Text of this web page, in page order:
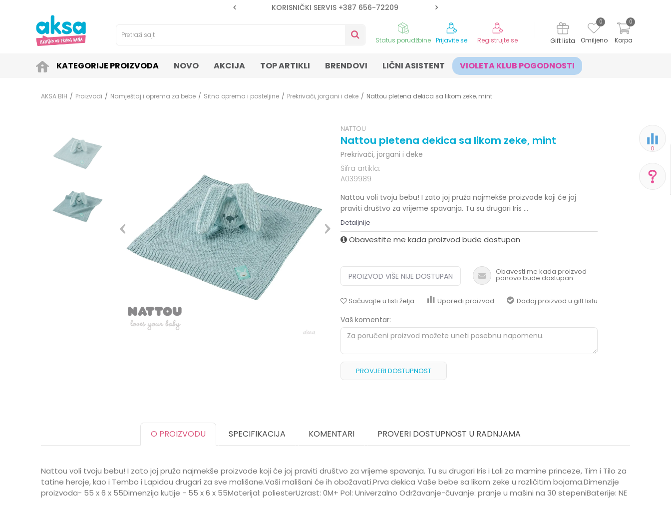
KORISNIČKI SERVIS +387 656-72209
Pretraži sajt
Korpa
0
Omiljeno
0
Gift lista
Prijavite se Registrujte se
Status porudžbine
KATEGORIJE PROIZVODA NOVO AKCIJA TOP ARTIKLI BRENDOVI LIČNI ASISTENT VIOLETA KLUB POGODNOSTI
0
AKSA BIH Proizvodi Namještaj i oprema za bebe Sitna oprema i posteljine Prekrivači, jorgani i deke Nattou pletena dekica sa likom zeke, mint
NATTOU
Nattou pletena dekica sa likom zeke, mint
Prekrivači, jorgani i deke
Šifra artikla:
A039989
Nattou voli tvoju bebu! I zato joj pruža najmekše proizvode koji će joj
praviti društvo za vrijeme spavanja. Tu su drugari Iris ...
Detaljnije
Obavestite me kada proizvod bude dostupan
PROIZVOD VIŠE NIJE DOSTUPAN Obavesti me kada proizvod
ponovo bude dostupan
Sačuvajte u listi želja Uporedi proizvod Dodaj proizvod u gift listu
Vaš komentar:
PROVJERI DOSTUPNOST
POMOĆ PRI KUPOVINI
15:00h
Pišite nam
aksaonlinebih@aksabih.ba
O PROIZVODU SPECIFIKACIJA KOMENTARI PROVERI DOSTUPNOST U RADNJAMA
Nattou voli tvoju bebu! I zato joj pruža najmekše proizvode koji će joj praviti društvo za vrijeme spavanja. Tu su drugari Iris i Lali za mamine princeze, Tim i Tilo za
tatine heroje, kao i Tembo i Lapidou drugari za sve mališane.Vaši mališani će ih obožavati.Prva dekica Vaše bebe sa likom zeke u različitim bojama.Dimenzije
proizvoda- 55 x 6 x 55Dimenzija kutije - 55 x 6 x 55Materijal: poliesterUzrast: 0M+ Pol: Univerzalno Održavanje-čuvanje: pranje u mašini na 30 stepeniBaterije: NE